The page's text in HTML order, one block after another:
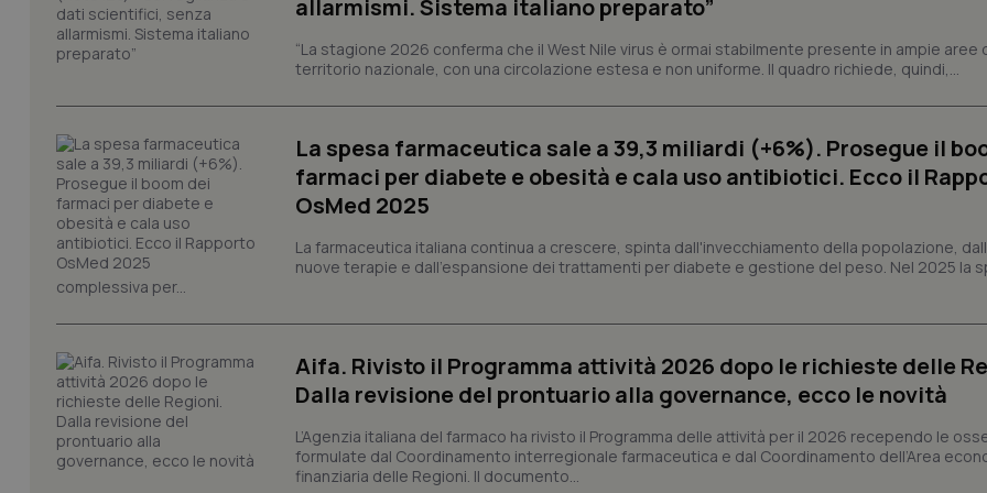
allarmismi. Sistema italiano preparato”
“La stagione 2026 conferma che il West Nile virus è ormai stabilmente presente in ampie aree
territorio nazionale, con una circolazione estesa e non uniforme. Il quadro richiede, quindi,...
La spesa farmaceutica sale a 39,3 miliardi (+6%). Prosegue il
farmaci per diabete e obesità e cala uso antibiotici. Ecco il
OsMed 2025
La farmaceutica italiana continua a crescere, spinta dall'invecchiamento della popolazione,
nuove terapie e dall'espansione dei trattamenti per diabete e gestione del peso. Nel 2025 la
complessiva per...
Aifa. Rivisto il Programma attività 2026 dopo le richieste delle
Dalla revisione del prontuario alla governance, ecco le novità
L’Agenzia italiana del farmaco ha rivisto il Programma delle attività per il 2026 recependo le
formulate dal Coordinamento interregionale farmaceutica e dal Coordinamento dell’Area
finanziaria delle Regioni. Il documento...
VISITOR_PRIVACY_METADATA
YouTube
5 mesi 4
settimane
Questo cookie viene utilizzato
scelte di consenso e privacy
del visitatore riguardo a varie
preferenze siano onorate nelle
CookieScriptConsent
CookieScript
www.quotidianosanita.it
5 mesi 3
settimane
Questo cookie viene utilizzato
Script.com per ricordare le
tracking-sites-ironfish-
www.quotidianosanita.it
4
Questo cookie è impostato
tracking-sites-ironfish-
www.quotidianosanita.it
4
2 giorni
Questo cookie è impostato
_ga
Google LLC
.quotidianosanita.it
1 anno 1
mese
Questo nome di cookie è
Universal Analytics, che è un
utilizzato da Google. Questo
per distinguere utenti unici